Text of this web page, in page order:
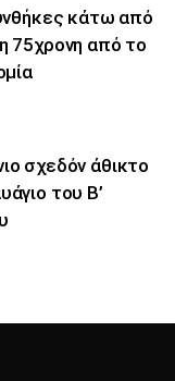
κάτω από
75χρονη από το
σχεδόν άθικτο
του Β’